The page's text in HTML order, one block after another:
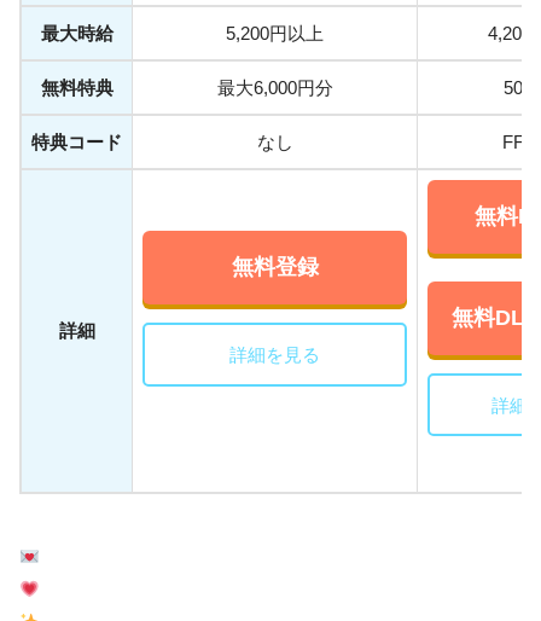
最大時給 5,200円以上 4,200
無料特典 最大6,000円分 500
特典コード なし
詳細
無料登録
詳細を見る
無料
無料
詳細